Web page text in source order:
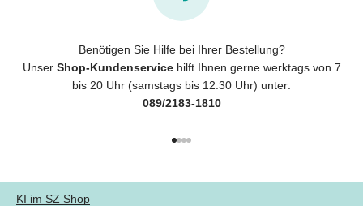
Benötigen Sie Hilfe bei Ihrer Bestellung?
Unser Shop-Kundenservicehilft Ihnen gerne werktags von 7
bis 20 Uhr (samstags bis 12:30 Uhr) unter:
089/2183-1810
KI im SZ Shop